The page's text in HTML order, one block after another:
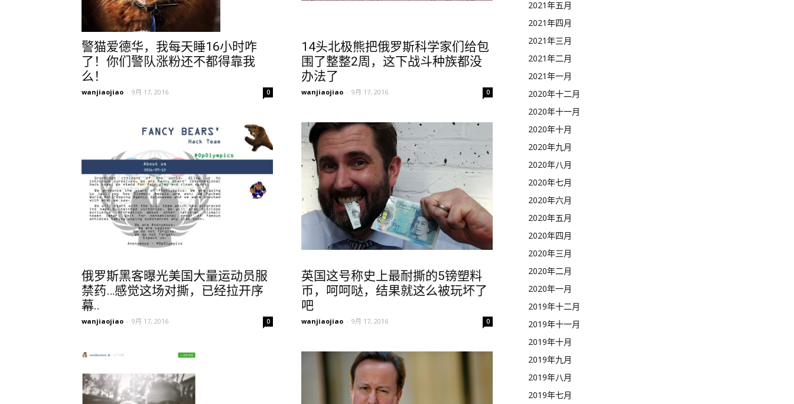
警猫爱德华，我每天睡16小时咋
了！你们警队涨粉还不都得靠我
么！
wanjiaojiao - 9月 17, 2016 0
14头北极熊把俄罗斯科学家们给包
围了整整2周，这下战斗种族都没
办法了
wanjiaojiao - 9月 17, 2016 0
俄罗斯黑客曝光美国大量运动员服
禁药…感觉这场对撕，已经拉开序
幕..
wanjiaojiao - 9月 17, 2016 0
英国这号称史上最耐撕的5镑塑料
币，呵呵哒，结果就这么被玩坏了
吧
wanjiaojiao - 9月 17, 2016 0
2021年五月
2021年四月
2021年三月
2021年二月
2021年一月
2020年十二月
2020年十一月
2020年十月
2020年九月
2020年八月
2020年七月
2020年六月
2020年五月
2020年四月
2020年三月
2020年二月
2020年一月
2019年十二月
2019年十一月
2019年十月
2019年九月
2019年八月
2019年七月